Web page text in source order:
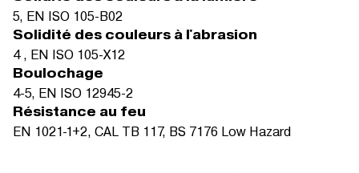
5, EN ISO 105-B02
Solidité des couleurs à l'abrasion
4 , EN ISO 105-X12
Boulochage
4-5, EN ISO 12945-2
Résistance au feu
EN 1021-1+2, CAL TB 117, BS 7176 Low Hazard